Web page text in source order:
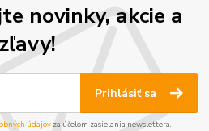
novinky, akcie a
zľavy!
Prihlásiť sa
údajov za účelom zasielania newslettera.